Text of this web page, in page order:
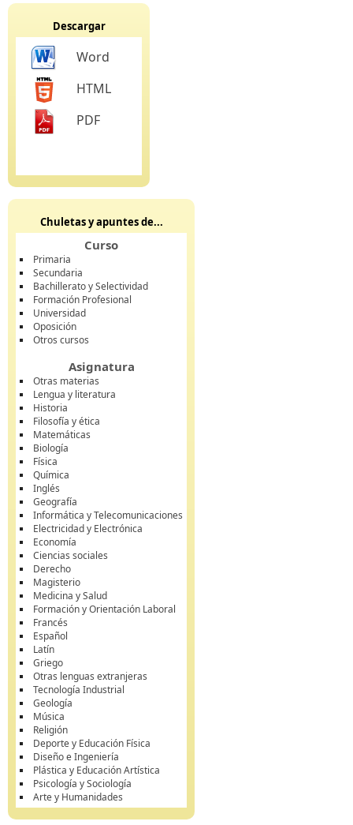
Descargar
Word
HTML
PDF
Chuletas y apuntes de...
Curso
Primaria
Secundaria
Bachillerato y Selectividad
Formación Profesional
Universidad
Oposición
Otros cursos
Asignatura
Otras materias
Lengua y literatura
Historia
Filosofía y ética
Matemáticas
Biología
Física
Química
Inglés
Geografía
Informática y Telecomunicaciones
Electricidad y Electrónica
Economía
Ciencias sociales
Derecho
Magisterio
Medicina y Salud
Formación y Orientación Laboral
Francés
Español
Latín
Griego
Otras lenguas extranjeras
Tecnología Industrial
Geología
Música
Religión
Deporte y Educación Física
Diseño e Ingeniería
Plástica y Educación Artística
Psicología y Sociología
Arte y Humanidades